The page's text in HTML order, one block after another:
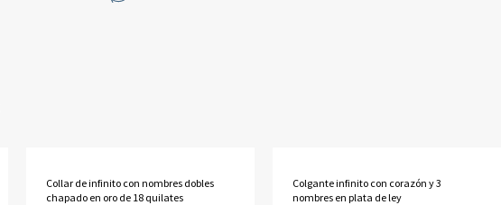
Collar de infinito con nombres dobles
chapado en oro de 18 quilates
Colgante infinito con corazón y 3
nombres en plata de ley